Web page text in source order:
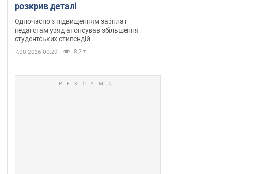
розкрив деталі
Одночасно з підвищенням зарплат
педагогам уряд анонсував збільшення
студентських стипендій
7.08.2026 00:29 8,2 т.